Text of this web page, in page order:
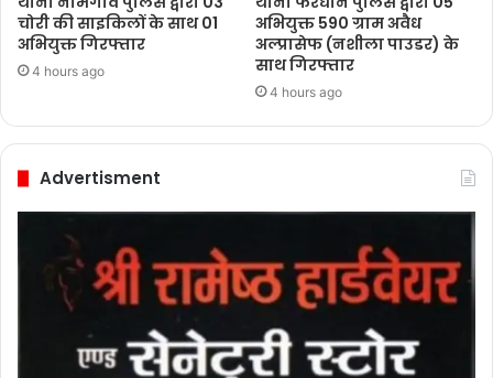
चोरी की साइकिलों के साथ 01
अभियुक्त गिरफ्तार
4 hours ago
अभियुक्त 590 ग्राम अवैध
अल्प्रासेफ (नशीला पाउडर) के
साथ गिरफ्तार
4 hours ago
Advertisment